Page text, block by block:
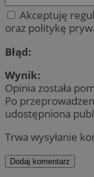
Akceptuję
oraz politykę
Błąd:
Wynik:
Opinia została
Po
udostępniona
Trwa wysyłanie
Dodaj komentarz